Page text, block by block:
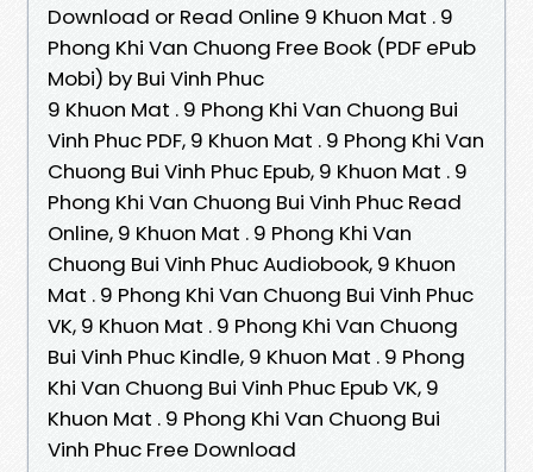
Download or Read Online 9 Khuon Mat . 9
Phong Khi Van Chuong Free Book (PDF ePub
Mobi) by Bui Vinh Phuc
9 Khuon Mat . 9 Phong Khi Van Chuong Bui
Vinh Phuc PDF, 9 Khuon Mat . 9 Phong Khi Van
Chuong Bui Vinh Phuc Epub, 9 Khuon Mat . 9
Phong Khi Van Chuong Bui Vinh Phuc Read
Online, 9 Khuon Mat . 9 Phong Khi Van
Chuong Bui Vinh Phuc Audiobook, 9 Khuon
Mat . 9 Phong Khi Van Chuong Bui Vinh Phuc
VK, 9 Khuon Mat . 9 Phong Khi Van Chuong
Bui Vinh Phuc Kindle, 9 Khuon Mat . 9 Phong
Khi Van Chuong Bui Vinh Phuc Epub VK, 9
Khuon Mat . 9 Phong Khi Van Chuong Bui
Vinh Phuc Free Download